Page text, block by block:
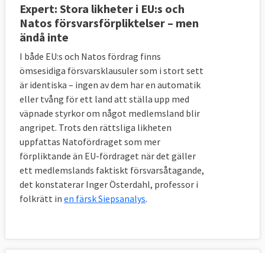
Expert: Stora likheter i EU:s och
Natos försvarsförpliktelser – men
ändå inte
I både EU:s och Natos fördrag finns
ömsesidiga försvarsklausuler som i stort sett
är identiska – ingen av dem har en automatik
eller tvång för ett land att ställa upp med
väpnade styrkor om något medlemsland blir
angripet. Trots den rättsliga likheten
uppfattas Natofördraget som mer
förpliktande än EU-fördraget när det gäller
ett medlemslands faktiskt försvarsåtagande,
det konstaterar Inger Österdahl, professor i
folkrätt in en färsk Siepsanalys.